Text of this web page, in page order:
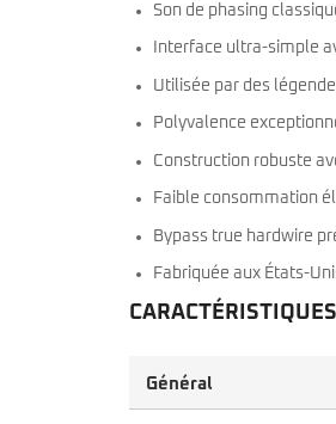
Son de phasing
Interface ultra-simple
Utilisée par des
Polyvalence
Construction robuste
Faible consommation
Bypass true hardwire
Fabriquée aux États-
Général